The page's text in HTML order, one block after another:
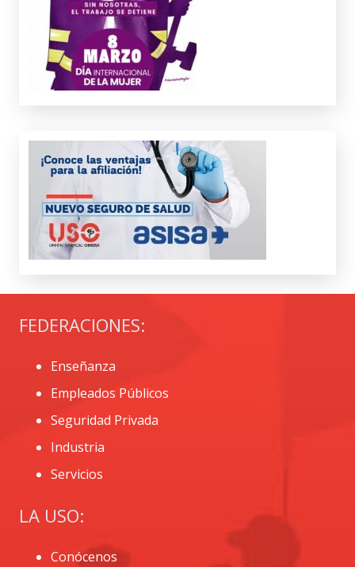
FEDERACIONES:
Enseñanza
Empleados Públicos
Seguridad Privada
Industria
Servicios
LA USO:
Conócenos